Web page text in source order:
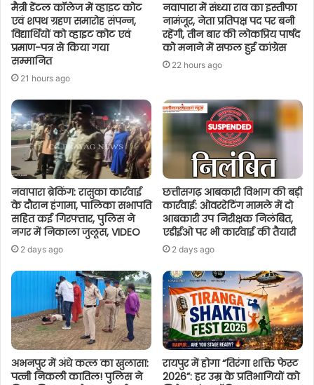
मैत्री डेंटल कॉलेज में व्हाइट कोट
एवं शपथ ग्रहण समारोह संपन्न,
विद्यार्थियों को व्हाइट कोट एवं
प्रमाण-पत्र से किया गया
सम्मानित
21 hours ago
नवापारा में संध्या राव का इस्तीफा
नामंजूर, नेता प्रतिपक्ष पद पर बनी
रहेंगी, तीन बार की लोकप्रिय पार्षद
को मनाने में सफल हुई कांग्रेस
22 hours ago
नवापारा ब्रेकिंग: रासुका कार्रवाई
के दौरान हंगामा, पालिका सभापति
सहित कई गिरफ्तार, पुलिस ने
नगर में निकाला जुलूस, VIDEO
2 days ago
छत्तीसगढ़ आबकारी विभाग की बड़ी
कार्रवाई: ओवररेटिंग मामले में दो
आबकारी उप निरीक्षक निलंबित,
एडीईओ पर भी कार्रवाई की तैयारी
2 days ago
अभनपुर में अंधे कत्ल का खुलासा:
पत्नी निकली कातिल! पुलिस ने
रायपुर में होगा “तिरंगा शक्ति फेस्ट
2026”: हर उम्र के प्रतिभागियों को